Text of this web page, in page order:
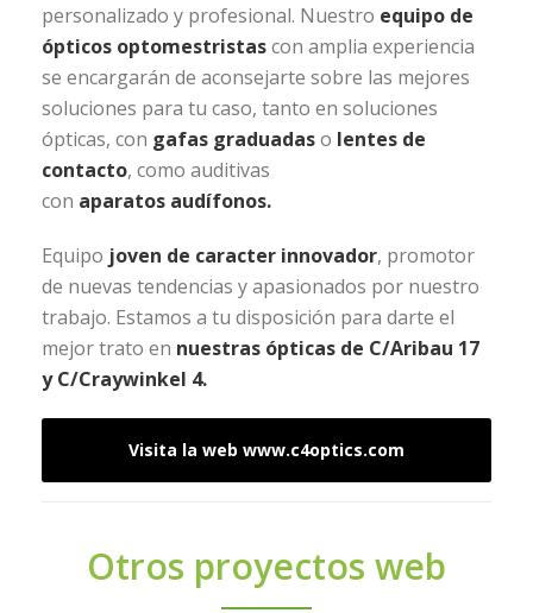
personalizado y profesional. Nuestro equipo de
ópticos optomestristascon amplia experiencia
se encargarán de aconsejarte sobre las mejores
soluciones para tu caso, tanto en soluciones
ópticas, con gafas graduadaso lentes de
contacto, como auditivas
con aparatos audífonos.
Equipo joven de caracter innovador, promotor
de nuevas tendencias y apasionados por nuestro
trabajo. Estamos a tu disposición para darte el
mejor trato en nuestras ópticas de C/Aribau 17
y C/Craywinkel 4.
Visita la web www.c4optics.com
Otros proyectos web